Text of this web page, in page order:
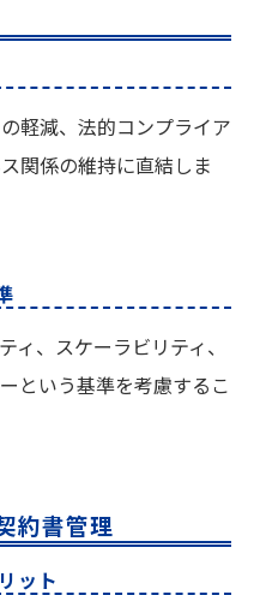
軽減、法的コンプライア
関係の維持に直結しま
ィ、スケーラビリティ、
という基準を考慮するこ
約書管理
ット